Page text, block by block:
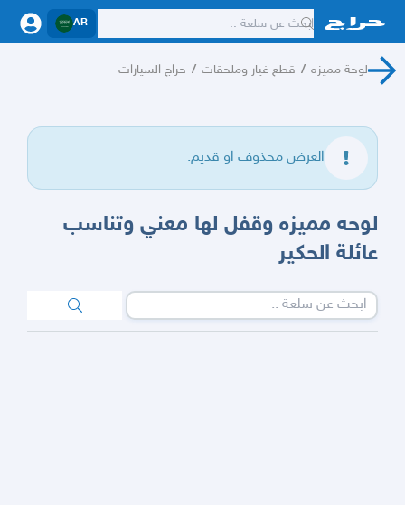
AR
لوحة مميزه / قطع غيار وملحقات / حراج السيارات
العرض محذوف او قديم.
لوحه مميزه وقفل لها معني وتناسب
عائلة الحكير